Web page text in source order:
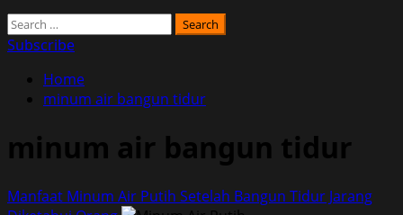
Search
for:
Subscribe
Home
minum air bangun tidur
minum air bangun tidur
Manfaat Minum Air Putih Setelah Bangun Tidur Jarang